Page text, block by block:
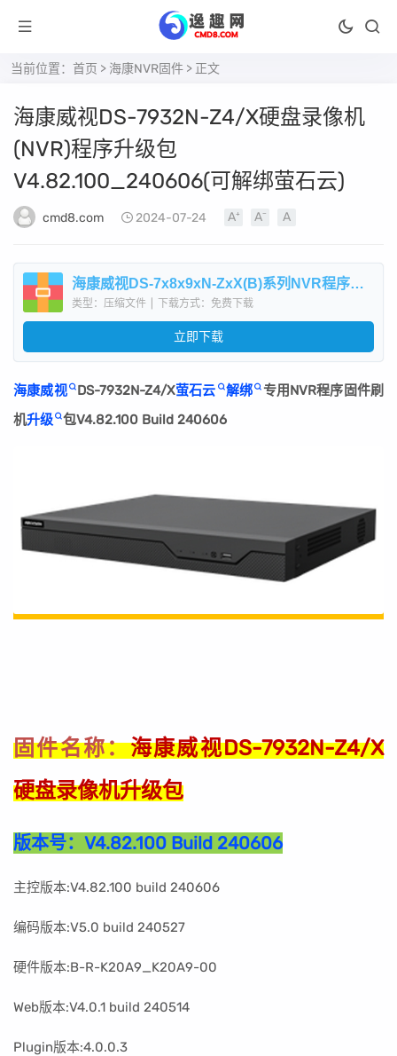
当前位置： 首页 > 海康NVR固件 > 正文
海康威视DS-7932N-Z4/X硬盘录像机
(NVR)程序升级包
V4.82.100_240606(可解绑萤石云)
cmd8.com 2024-07-24
海康威视DS-7x8x9xN-ZxX(B)系列NVR程序升级包V4.82.100_240606(可解萤石云).zip
类型：压缩文件 下载方式：免费下载
立即下载
海康威视 DS-7932N-Z4/X萤石云 解绑
专用NVR程序固件刷
机升级 包V4.82.100 Build 240606
固件名称：海康威视DS-7932N-Z4/X
硬盘录像机升级包
版本号： V4.82.100 Build 240606
主控版本:V4.82.100 build 240606
编码版本:V5.0 build 240527
硬件版本:B-R-K20A9_K20A9-00
Web版本:V4.0.1 build 240514
Plugin版本:4.0.0.3